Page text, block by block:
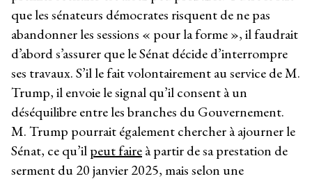
que les sénateurs démocrates risquent de ne pas
abandonner les sessions « pour la forme », il faudrait
d’abord s’assurer que le Sénat décide d’interrompre
ses travaux. S’il le fait volontairement au service de M.
Trump, il envoie le signal qu’il consent à un
déséquilibre entre les branches du Gouvernement.
M. Trump pourrait également chercher à ajourner le
Sénat, ce qu’ilpeut faireà partir de sa prestation de
serment du 20 janvier 2025, mais selon une